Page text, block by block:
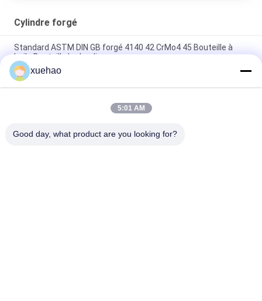
Cylindre forgé
Standard ASTM DIN GB forgé 4140 42 CrMo4 45 Bouteille à
huile Bouteille hydraulique
ASTM en forme de cylindre en forme de fût en forme de fût
en forme de fût
Raccord de tuyauterie de chaudière haute pression selon les
xuehao
5:01 AM
Good day, what product are you looking for?